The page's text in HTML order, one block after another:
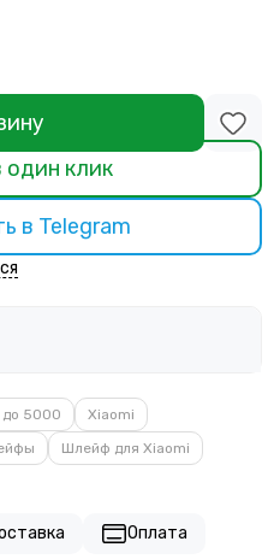
один клик
в Telegram
5000
Xiaomi
Шлейф для Xiaomi
Оплата